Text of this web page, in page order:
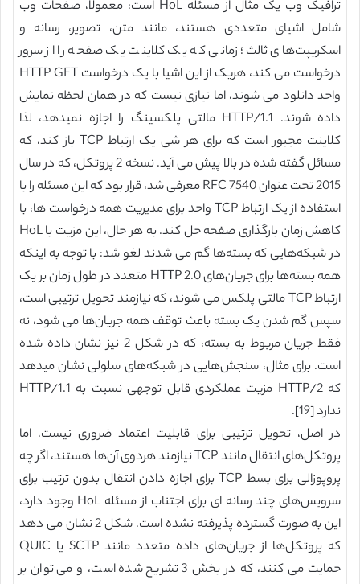
ترافیک وب یک مثال از مسئله HoL است: معمولا، صفحات وب
شامل اشیای متعددی هستند، مانند متن، تصویر، رسانه و
اسکریپت‌های ثالث؛ زمانی که یک کلاینت یک صفحه را از سرور
درخواست می کند، هریک از این اشیا با یک درخواست HTTP GET
واحد دانلود می شوند، اما نیازی نیست که در همان لحظه نمایش
داده شوند. HTTP/1.1 مالتی پلکسینگ را اجازه نمیدهد، لذا
کلاینت مجبور است که برای هر شی یک ارتباط TCP باز کند، که
مسائل گفته شده در بالا پیش می آید. نسخه 2 پروتکل، که در سال
2015 تحت عنوان RFC 7540 معرفی شد، قرار بود که این مسئله را با
استفاده از یک ارتباط TCP واحد برای مدیریت همه درخواست ها، با
کاهش زمان بارگذاری صفحه حل کند. به هر حال، این مزیت با HoL
در شبکه‌هایی که بسته‌ها گم می شدند لغو شد: با توجه به اینکه
همه بسته‌ها برای جریان‌های HTTP 2.0 متعدد در طول زمان بر یک
ارتباط TCP مالتی پلکس می شوند، که نیازمند تحویل ترتیبی است،
سپس گم شدن یک بسته باعث توقف همه جریان‌ها می شود، نه
فقط جریان مربوط به بسته، که در شکل 2 نیز نشان داده شده
است. برای مثال، سنجش‌هایی در شبکه‌های سلولی نشان میدهد
که HTTP/2 مزیت عملکردی قابل توجهی نسبت به HTTP/1.1
ندارد [19].
در اصل، تحویل ترتیبی برای قابلیت اعتماد ضروری نیست، اما
پروتکل‌های انتقال مانند TCP نیازمند هردوی آن‌ها هستند، اگر چه
پروپوزالی برای بسط TCP برای اجازه دادن انتقال بدون ترتیب برای
سرویس‌های چند رسانه ای برای اجتناب از مسئله HoL وجود دارد،
این به صورت گسترده پذیرفته نشده است. شکل 2 نشان می دهد
که پروتکل‌ها از جریان‌های داده متعدد مانند SCTP یا QUIC
حمایت می کنند، که در بخش 3 تشریح شده است، و می توان بر